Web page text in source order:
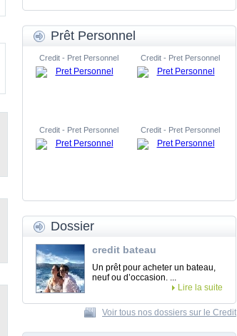
Prêt Personnel
Credit - Pret Personnel Credit - Pret Personnel
Credit - Pret Personnel Credit - Pret Personnel
Dossier
credit bateau
Un prêt pour acheter un bateau,
neuf ou d’occasion. ...
Lire la suite
Voir tous nos dossiers sur le Credit